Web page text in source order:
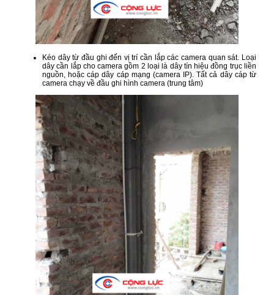
Kéo dây từ đầu ghi đến vị trí cần lắp các camera quan sát. Loại
dây cần lắp cho camera gồm 2 loại là dây tín hiệu đồng trục liền
nguồn, hoặc cáp dây cáp mạng (camera IP). Tất cả dây cáp từ
camera chạy về đầu ghi hình camera (trung tâm)